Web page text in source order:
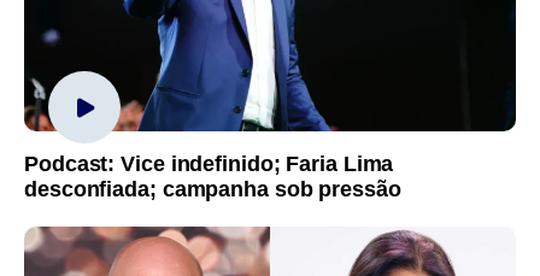
Podcast: Vice indefinido; Faria Lima
desconfiada; campanha sob pressão